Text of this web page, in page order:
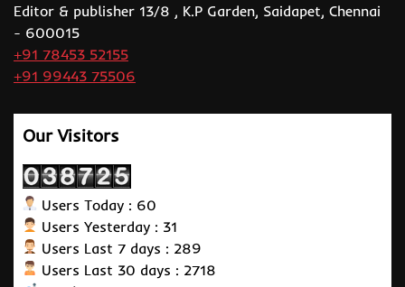
Editor & publisher 13/8 , K.P Garden, Saidapet, Chennai
- 600015
+91 78453 52155
+91 99443 75506
Our Visitors
Users Today : 60
Users Yesterday : 31
Users Last 7 days : 289
Users Last 30 days : 2718